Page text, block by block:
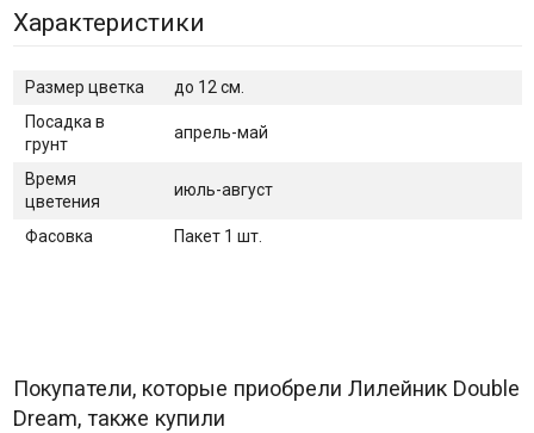
Характеристики
Размер цветка
до 12 см.
Посадка в
грунт
апрель-май
Время
цветения
июль-август
Фасовка Пакет 1 шт.
Покупатели, которые приобрели Лилейник Double
Dream, также купили